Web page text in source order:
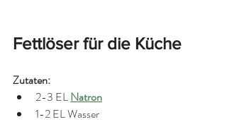
Fettlöser für die Küche
Zutaten:
2-3 EL Natron
1-2 EL Wasser